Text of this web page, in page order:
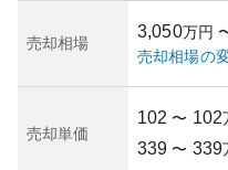
す。資産性に関しては、都
ため、資産として価値が
し、築年数や具体的な管
ます。不動産のリスクは、
と調査する必要があります
売却相場
3,050万円
売却相場の
売却単価
102 〜 102
339 〜 339